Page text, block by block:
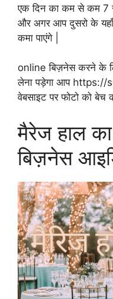
एक दिन का कम से कम 7
और अगर आप दुसरो के यहाँ
कमा पाएंगे |
online बिज़नेस करने के
लेना पड़ेगा आप
वेबसाइट पर फोटो को बेच
मैरेज हाल
बिज़नेस